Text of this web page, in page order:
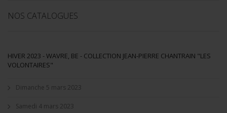
NOS CATALOGUES
HIVER 2023 - WAVRE, BE - COLLECTION JEAN-PIERRE CHANTRAIN "LES
VOLONTAIRES"
Dimanche 5 mars 2023
Samedi 4 mars 2023